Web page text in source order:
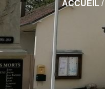
ACCUEIL/